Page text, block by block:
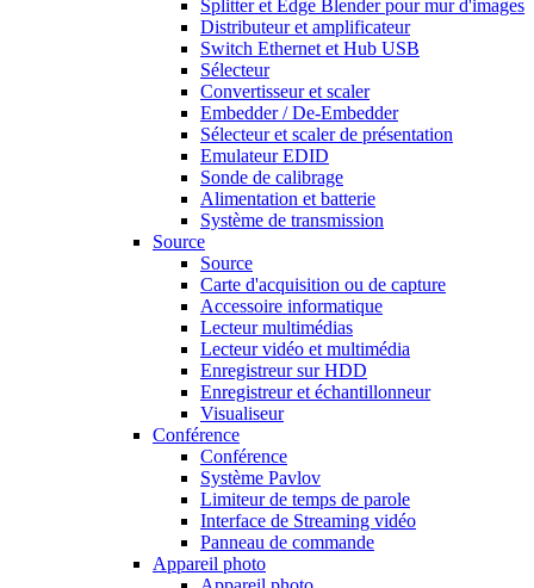
Splitter et Edge Blender pour mur d'images
Distributeur et amplificateur
Switch Ethernet et Hub USB
Sélecteur
Convertisseur et scaler
Embedder / De-Embedder
Sélecteur et scaler de présentation
Emulateur EDID
Sonde de calibrage
Alimentation et batterie
Système de transmission
Source
Source
Carte d'acquisition ou de capture
Accessoire informatique
Lecteur multimédias
Lecteur vidéo et multimédia
Enregistreur sur HDD
Enregistreur et échantillonneur
Visualiseur
Conférence
Conférence
Système Pavlov
Limiteur de temps de parole
Interface de Streaming vidéo
Panneau de commande
Appareil photo